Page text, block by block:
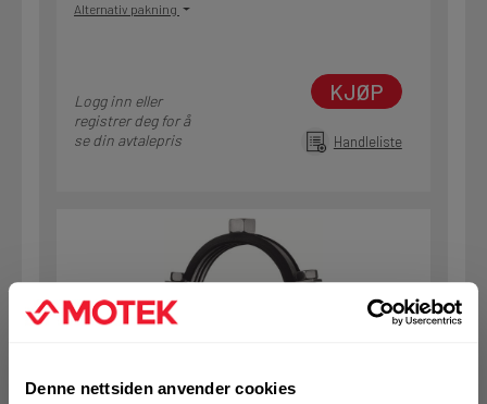
Denne nettsiden anvender cookies
Alternativ pakning
Logg inn eller
registrer deg for å
se din avtalepris
KJØP
Handleliste